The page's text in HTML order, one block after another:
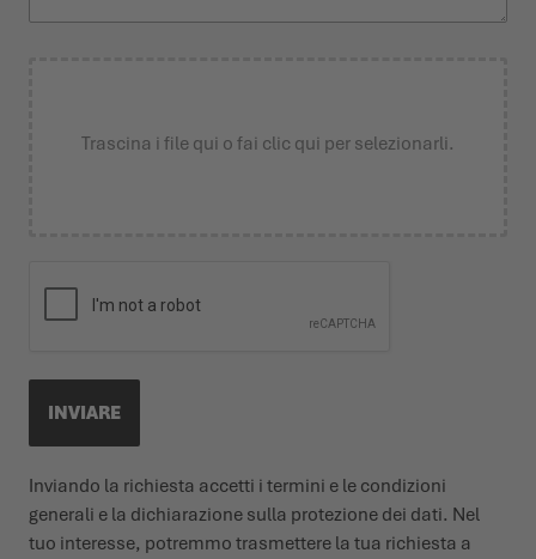
Trascina i file qui o fai clic qui per selezionarli.
INVIARE
Inviando la richiesta accetti i termini e le condizioni
generali e la dichiarazione sulla protezione dei dati. Nel
tuo interesse, potremmo trasmettere la tua richiesta a